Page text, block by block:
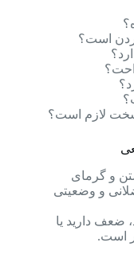
است؟
سخت لازم است؟
و گرمای
و وضعیتی
ضعف دارید یا
است.